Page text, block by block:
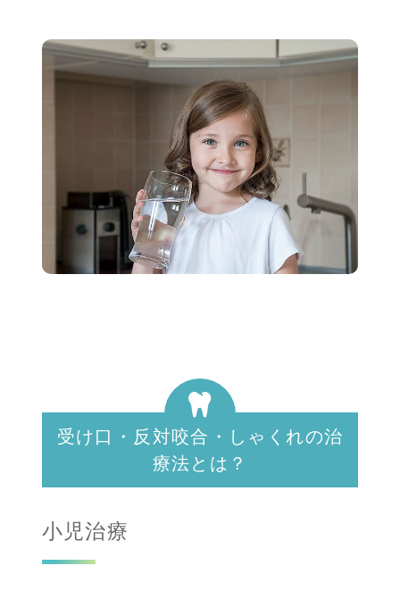
受け口・反対咬合・しゃくれの治
療法とは？
小児治療